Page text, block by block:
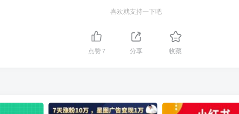
喜欢就支持一下吧
点赞7 分享 收藏